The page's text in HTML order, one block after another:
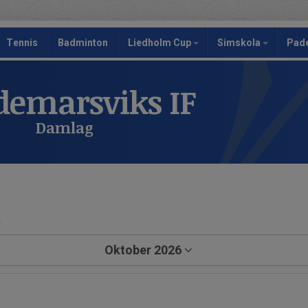
Tennis Badminton Liedholm Cup Simskola
IF
Damlag
Oktober 2026